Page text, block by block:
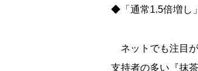
◆「通常1.5倍増し
ネットでも注目
支持者の多い『抹